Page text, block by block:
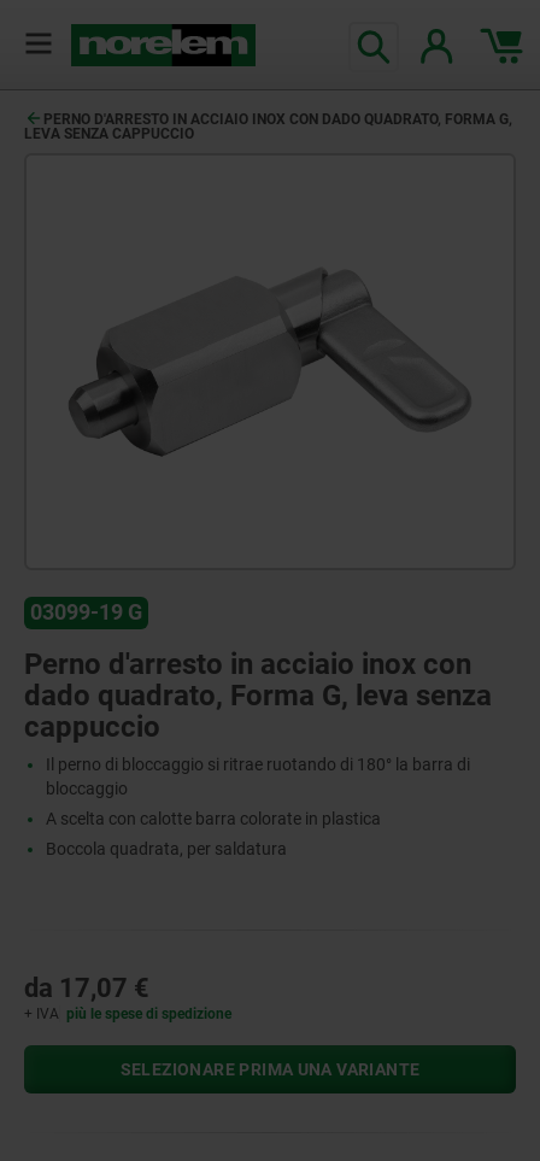
PERNO D'ARRESTO IN ACCIAIO INOX CON DADO QUADRATO, FORMA G,
LEVA SENZA CAPPUCCIO
03099-19 G
Perno d'arresto in acciaio inox con
dado quadrato, Forma G, leva senza
cappuccio
Il perno di bloccaggio si ritrae ruotando di 180° la barra di
bloccaggio
A scelta con calotte barra colorate in plastica
Boccola quadrata, per saldatura
da 17,07 €
+ IVA più le spese di spedizione
SELEZIONARE PRIMA UNA VARIANTE